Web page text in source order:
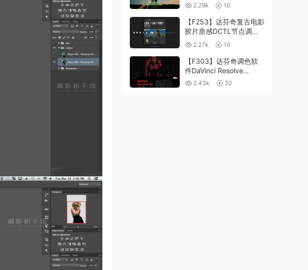
2.29k 10
【F253】达芬奇复古电影
胶片质感DCTL节点调色
预设 MonoNodes LOOK
LAB PRINT V4.0
2.27k 10
【F303】达芬奇调色软
件DaVinci Resolve
Studio21.0.3 中文版
2.43k 20